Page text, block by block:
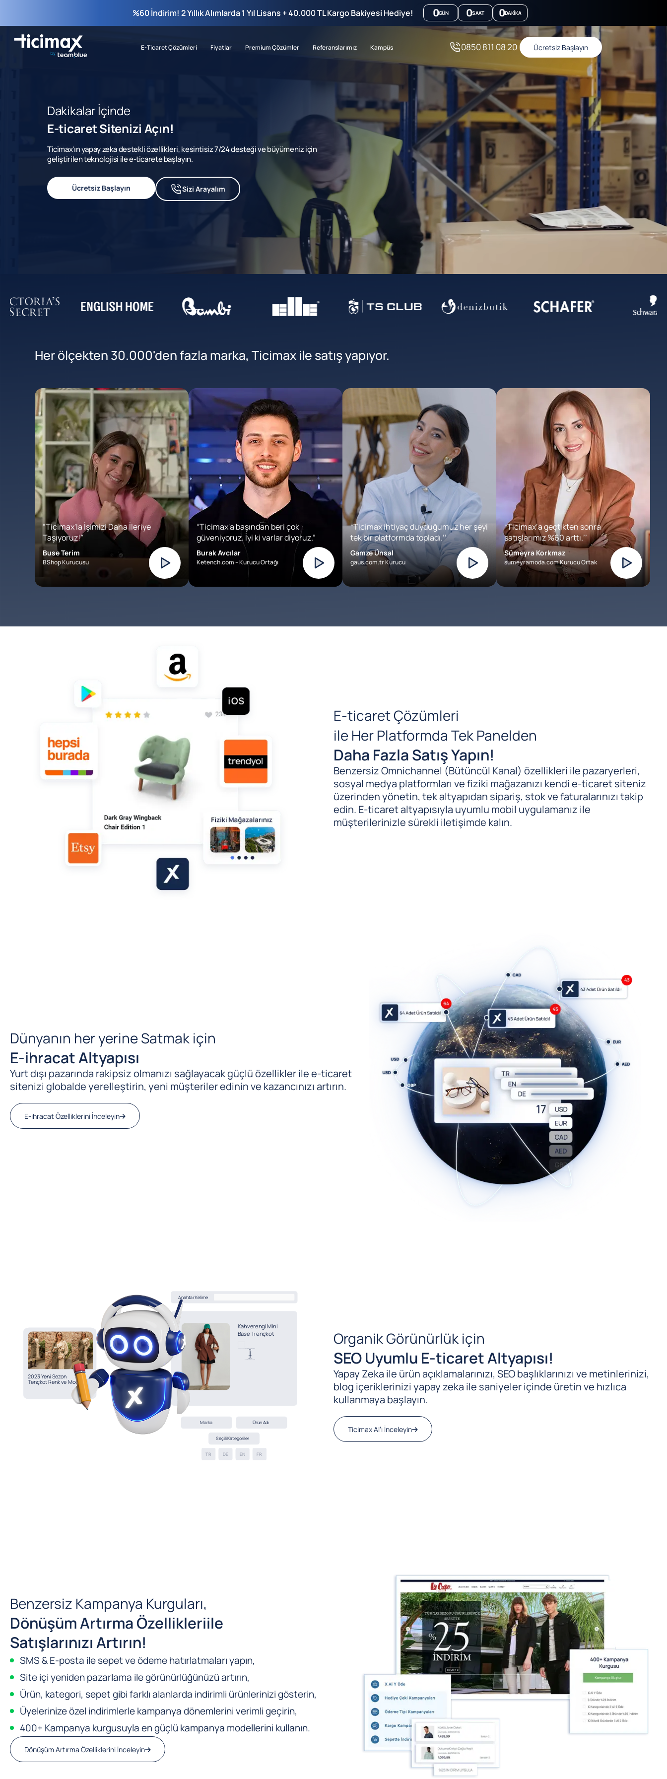
%60 İndirim! 2 Yıllık Alımlarda 1 Yıl Lisans + 40.000 TL Kargo Bakiyesi Hediye! 0GÜN 0SAAT 0DAKIKA
E-Ticaret Çözümleri Fiyatlar Premium Çözümler Referanslarımız Kampüs 0850 811 08 20 Ücretsiz Başlayın
Dakikalar İçinde
E-ticaret Sitenizi Açın!
Ticimax'ın yapay zeka destekli özellikleri, kesintisiz 7/24 desteği ve büyümeniz için
geliştirilen teknolojisi ile e-ticarete başlayın.
Ücretsiz Başlayın Sizi Arayalım
Her ölçekten 30.000'den fazla marka, Ticimax ile satış yapıyor.
“Ticimax'la İşimizi Daha İleriye
Taşıyoruz!”
Buse Terim
BShop Kurucusu
“Ticimax'a başından beri çok
güveniyoruz. İyi ki varlar diyoruz.”
Burak Avcılar
Ketench.com – Kurucu Ortağı
“Ticimax ihtiyaç duyduğumuz her şeyi
tek bir platformda topladı.’’
Gamze Ünsal
gaus.com.tr Kurucu
“Ticimax’a geçtikten sonra
satışlarımız %60 arttı.’’
Sümeyra Korkmaz
sumeyramoda.com Kurucu Ortak
E-ticaret Çözümleri
ile Her Platformda Tek Panelden
Daha Fazla Satış Yapın!
Benzersiz Omnichannel (Bütüncül Kanal) özellikleri ile pazaryerleri,
sosyal medya platformları ve fiziki mağazanızı kendi e-ticaret siteniz
üzerinden yönetin, tek altyapıdan sipariş, stok ve faturalarınızı takip
edin. E-ticaret altyapısıyla uyumlu mobil uygulamanız ile
müşterilerinizle sürekli iletişimde kalın.
Dünyanın her yerine Satmak için
E-ihracat Altyapısı
Yurt dışı pazarında rakipsiz olmanızı sağlayacak güçlü özellikler ile e-ticaret
sitenizi globalde yerelleştirin, yeni müşteriler edinin ve kazancınızı artırın.
E-ihracat Özelliklerini İnceleyin
Organik Görünürlük için
SEO Uyumlu E-ticaret Altyapısı!
Yapay Zeka ile ürün açıklamalarınızı, SEO başlıklarınızı ve metinlerinizi,
blog içeriklerinizi yapay zeka ile saniyeler içinde üretin ve hızlıca
kullanmaya başlayın.
Ticimax AI’ı İnceleyin
Benzersiz Kampanya Kurguları,
Dönüşüm Artırma Özellikleriile
Satışlarınızı Artırın!
SMS & E-posta ile sepet ve ödeme hatırlatmaları yapın,
Site içi yeniden pazarlama ile görünürlüğünüzü artırın,
Ürün, kategori, sepet gibi farklı alanlarda indirimli ürünlerinizi gösterin,
Üyelerinize özel indirimlerle kampanya dönemlerini verimli geçirin,
400+ Kampanya kurgusuyla en güçlü kampanya modellerini kullanın.
Dönüşüm Artırma Özelliklerini İnceleyin